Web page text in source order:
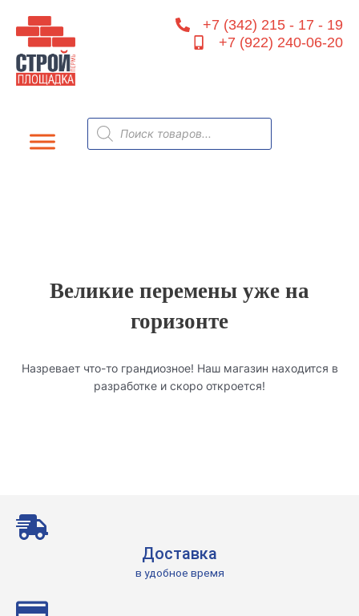
содержимому
+7 (342) 215 - 17 - 19
+7 (922) 240-06-20
Поиск
товаров
Великие перемены уже на
горизонте
Назревает что-то грандиозное! Наш магазин находится в
разработке и скоро откроется!
Доставка
в удобное время